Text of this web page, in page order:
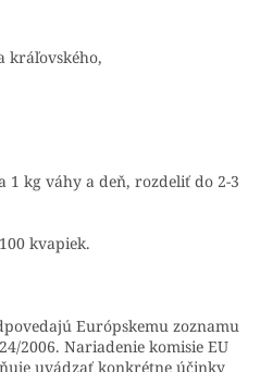
kráľovského,
1 kg váhy a deň, rozdeliť do 2-3
kvapiek.
Európskemu zoznamu
2006. Nariadenie komisie EU
uvádzať konkrétne účinky